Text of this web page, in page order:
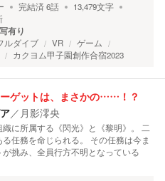
完結済6話 13,479文字
有り
ルダイブ VR
ゲーム
カクヨム甲子園創作合宿2023
ゲットは、まさかの……！？
／ 月影澪央
に所属する《閃光》と《黎明》。 二
任務を命じられる。 その任務は今ま
挑み、全員行方不明となっている